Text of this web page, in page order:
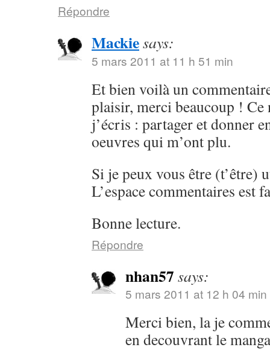
Répondre
Mackiesays:
5 mars 2011 at 11 h 51 min
Et bien voilà un
plaisir, merci beaucoup ! Ce
j’écris : partager et donner
oeuvres qui m’ont plu.
Si je peux vous être (t’être)
L’espace commentaires est
Bonne lecture.
Répondre
nhan57 says:
5 mars 2011 at 12 h 04 min
Merci bien, la je
en decouvrant le